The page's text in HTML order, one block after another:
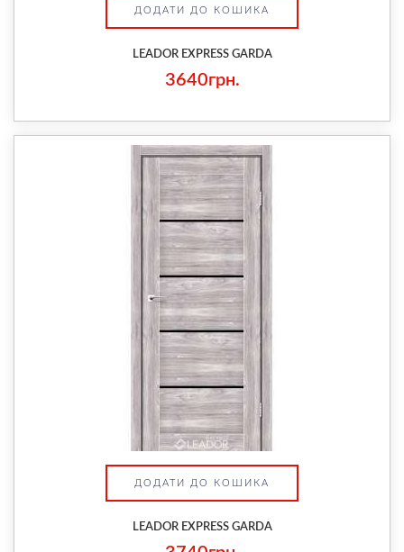
ДОДАТИ ДО КОШИКА
LEADOR EXPRESS GARDA
3640грн.
ДОДАТИ ДО КОШИКА
LEADOR EXPRESS GARDA